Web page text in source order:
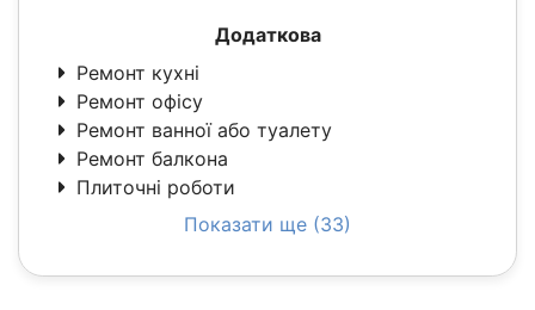
Додаткова
Ремонт кухні
Ремонт офісу
Ремонт ванної або туалету
Ремонт балкона
Плиточні роботи
Показати ще (33)